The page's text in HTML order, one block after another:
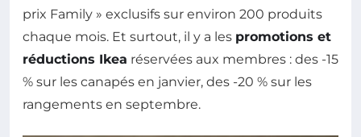
prix Family » exclusifs sur environ 200 produits
chaque mois. Et surtout, il y a les promotions et
réductions Ikea réservées aux membres : des -15
% sur les canapés en janvier, des -20 % sur les
rangements en septembre.